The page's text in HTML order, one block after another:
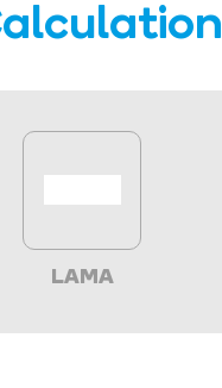
LAMA